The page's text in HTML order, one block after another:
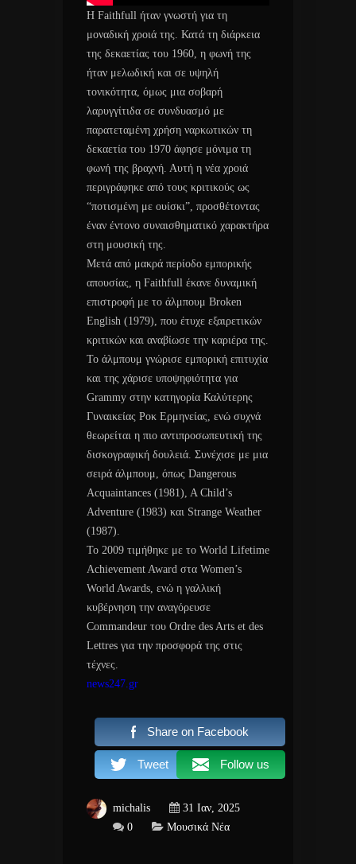
Η Faithfull ήταν γνωστή για τη
μοναδική χροιά της. Κατά τη διάρκεια
της δεκαετίας του 1960, η φωνή της
ήταν μελωδική και σε υψηλή
τονικότητα, όμως μια σοβαρή
λαρυγγίτιδα σε συνδυασμό με
παρατεταμένη χρήση ναρκωτικών τη
δεκαετία του 1970 άφησε μόνιμα τη
φωνή της βραχνή. Αυτή η νέα χροιά
περιγράφηκε από τους κριτικούς ως
“ποτισμένη με ουίσκι”, προσθέτοντας
έναν έντονο συναισθηματικό χαρακτήρα
στη μουσική της.
Μετά από μακρά περίοδο εμπορικής
απουσίας, η Faithfull έκανε δυναμική
επιστροφή με το άλμπουμ Broken
English (1979), που έτυχε εξαιρετικών
κριτικών και αναβίωσε την καριέρα της.
Το άλμπουμ γνώρισε εμπορική επιτυχία
και της χάρισε υποψηφιότητα για
Grammy στην κατηγορία Καλύτερης
Γυναικείας Ροκ Ερμηνείας, ενώ συχνά
θεωρείται η πιο αντιπροσωπευτική της
δισκογραφική δουλειά. Συνέχισε με μια
σειρά άλμπουμ, όπως Dangerous
Acquaintances (1981), A Child’s
Adventure (1983) και Strange Weather
(1987).
Το 2009 τιμήθηκε με το World Lifetime
Achievement Award στα Women’s
World Awards, ενώ η γαλλική
κυβέρνηση την αναγόρευσε
Commandeur του Ordre des Arts et des
Lettres για την προσφορά της στις
τέχνες.
news247.gr
Share on Facebook
Tweet Follow us
michalis
31 Ιαν, 2025
0
Μουσικά Νέα